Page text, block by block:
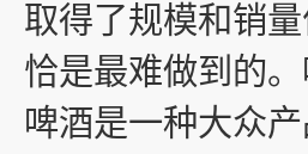
取得了规模和销
恰是最难做到的
啤酒是一种大众